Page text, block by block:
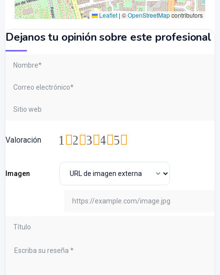
Leaflet | ©OpenStreetMapcontributors
Dejanos tu opinión sobre este profesional
Valoración 5
4
3
2
1
Imagen